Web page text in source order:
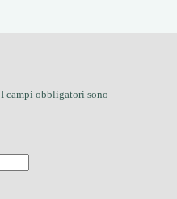
I campi obbligatori sono